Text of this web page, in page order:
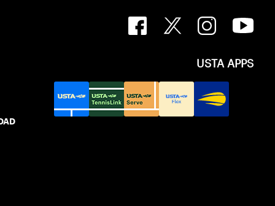
USTA APPS